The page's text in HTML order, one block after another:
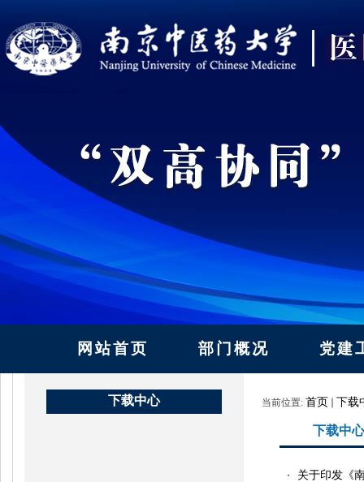
网站首页 部门概况 党建
下载中心 当前位置: 首页 下载
下载中心
・ 关于印发《